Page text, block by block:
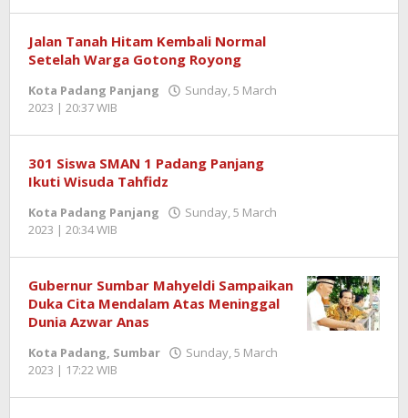
Jalan Tanah Hitam Kembali Normal
Setelah Warga Gotong Royong
Kota Padang Panjang
Sunday, 5 March
2023 | 20:37 WIB
301 Siswa SMAN 1 Padang Panjang
Ikuti Wisuda Tahfidz
Kota Padang Panjang
Sunday, 5 March
2023 | 20:34 WIB
Gubernur Sumbar Mahyeldi Sampaikan
Duka Cita Mendalam Atas Meninggal
Dunia Azwar Anas
Kota Padang, Sumbar
Sunday, 5 March
2023 | 17:22 WIB